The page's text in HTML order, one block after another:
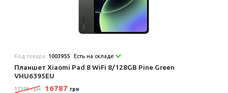
Код товара: 1003955 Есть на складе
Планшет Xiaomi Pad 8 WiFi 8/128GB Pine Green
VHU6395EU
17296 грн 16787 грн